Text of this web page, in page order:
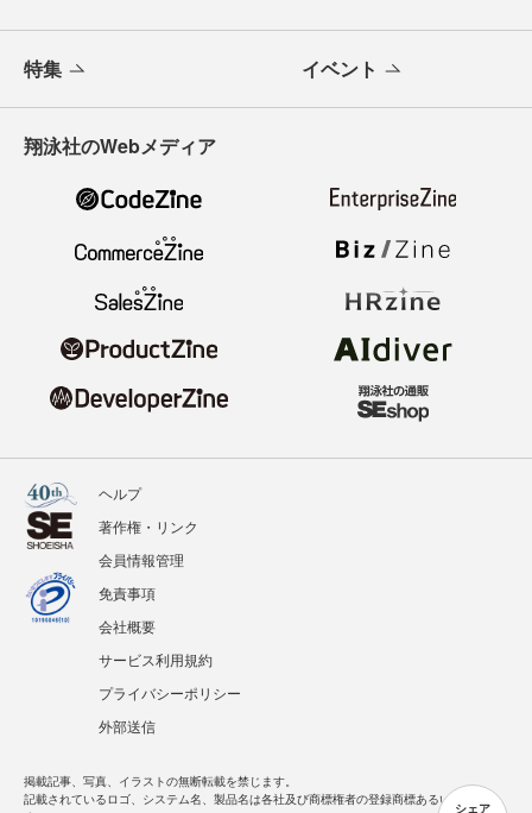
シェア
特集 イベント
翔泳社のWebメディア
ヘルプ
著作権・リンク
会員情報管理
免責事項
会社概要
サービス利用規約
プライバシーポリシー
外部送信
掲載記事、写真、イラストの無断転載を禁じます。
記載されているロゴ、システム名、製品名は各社及び商標権者の登録商標あるいは商標で